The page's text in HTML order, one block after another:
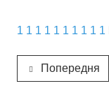
1 1 1 1 1 1 1 1 1 1
Попередня